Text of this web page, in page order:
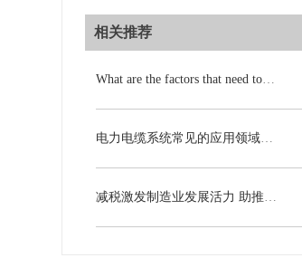
相关推荐
What are the factors that need to be consulted in choosing power cables?
电力电缆系统常见的应用领域有哪些？
减税激发制造业发展活力 助推线缆行业高质量发展